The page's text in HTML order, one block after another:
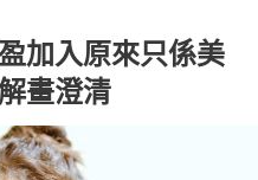
加入原來只係美
畫澄清